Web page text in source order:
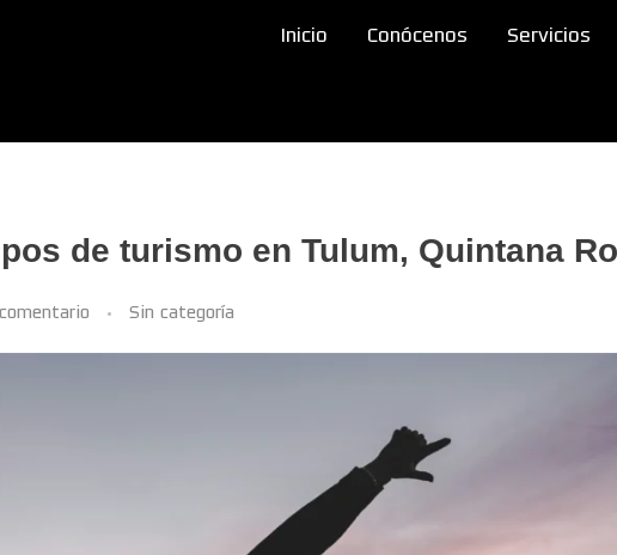
Inicio Conócenos Servicios
de turismo en Tulum, Quintana
Sin categoría